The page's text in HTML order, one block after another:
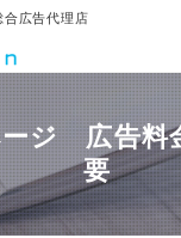
合広告代理店
ジ 広告料
要